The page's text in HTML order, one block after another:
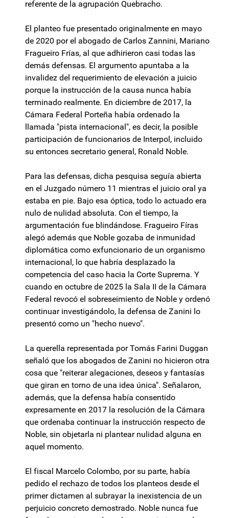
referente de la agrupación Quebracho.
El planteo fue presentado originalmente en mayo
de 2020 por el abogado de Carlos Zannini, Mariano
Fragueiro Frías, al que adhirieron casi todas las
demás defensas. El argumento apuntaba a la
invalidez del requerimiento de elevación a juicio
porque la instrucción de la causa nunca había
terminado realmente. En diciembre de 2017, la
Cámara Federal Porteña había ordenado la
llamada "pista internacional", es decir, la posible
participación de funcionarios de Interpol, incluido
su entonces secretario general, Ronald Noble.
Para las defensas, dicha pesquisa seguía abierta
en el Juzgado número 11 mientras el juicio oral ya
estaba en pie. Bajo esa óptica, todo lo actuado era
nulo de nulidad absoluta. Con el tiempo, la
argumentación fue blindándose. Fragueiro Fíras
alegó además que Noble gozaba de inmunidad
diplomática como exfuncionario de un organismo
internacional, lo que habría desplazado la
competencia del caso hacia la Corte Suprema. Y
cuando en octubre de 2025 la Sala II de la Cámara
Federal revocó el sobreseimiento de Noble y ordenó
continuar investigándolo, la defensa de Zanini lo
presentó como un "hecho nuevo".
La querella representada por Tomás Farini Duggan
señaló que los abogados de Zanini no hicieron otra
cosa que "reiterar alegaciones, deseos y fantasías
que giran en torno de una idea única". Señalaron,
además, que la defensa había consentido
expresamente en 2017 la resolución de la Cámara
que ordenaba continuar la instrucción respecto de
Noble, sin objetarla ni plantear nulidad alguna en
aquel momento.
El fiscal Marcelo Colombo, por su parte, había
pedido el rechazo de todos los planteos desde el
primer dictamen al subrayar la inexistencia de un
perjuicio concreto demostrado. Noble nunca fue